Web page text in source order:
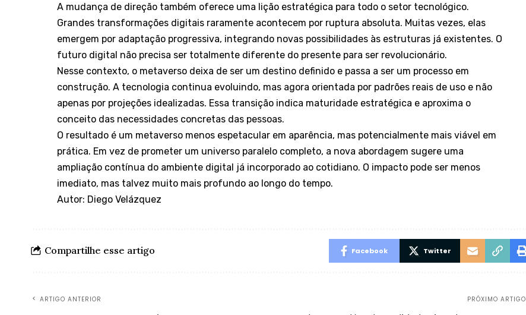
A mudança de direção também oferece uma lição estratégica para todo o setor tecnológico.
Grandes transformações digitais raramente acontecem por ruptura absoluta. Muitas vezes, elas
emergem por adaptação progressiva, integrando novas possibilidades às estruturas já existentes. O
futuro digital não precisa ser totalmente diferente do presente para ser revolucionário.
Nesse contexto, o metaverso deixa de ser um destino definido e passa a ser um processo em
construção. A tecnologia continua evoluindo, mas agora orientada por padrões reais de uso e não
apenas por projeções idealizadas. Essa transição indica maturidade estratégica e aproxima o
conceito das necessidades concretas das pessoas.
O resultado é um metaverso menos espetacular em aparência, mas potencialmente mais viável em
prática. Em vez de prometer um universo paralelo completo, a nova abordagem sugere uma
ampliação contínua do ambiente digital já incorporado ao cotidiano. O impacto pode ser menos
imediato, mas talvez muito mais profundo ao longo do tempo.
Autor: Diego Velázquez
Compartilhe esse artigo Facebook Twitter
ARTIGO ANTERIOR PRÓXIMO ARTIGO